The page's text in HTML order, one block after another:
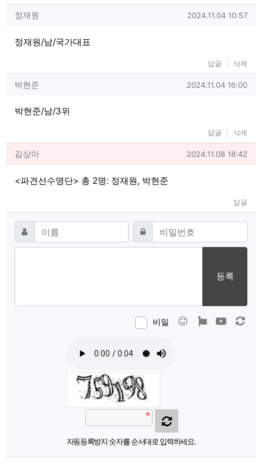
정재원님의 댓글
정재원 작성일
2024.11.04 10:57
정재원/남/국가대표
답글 삭제
박현준님의 댓글
박현준 작성일
2024.11.04 16:00
박현준/남/3위
답글 삭제
김상아님의 댓글
김상아 작성일
2024.11.08 18:42
<파견선수명단> 총 2명: 정재원, 박현준
답글
댓글쓰기
이름 필수 비밀번호필수
등록
비밀 이모티콘폰트어썸
동영상
자동등록방지 숫자를 순서대로 입력하세요.